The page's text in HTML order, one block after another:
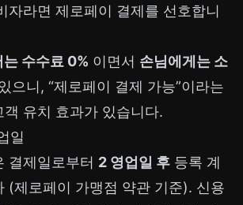
자라면 제로페이 결제를 선호합니
수수료 0% 이면서 손님에게는 소
으니, “제로페이 결제 가능”이라는
유치 효과가 있습니다.
일
결제일로부터 2 영업일 후 등록 계
(제로페이 가맹점 약관 기준). 신용